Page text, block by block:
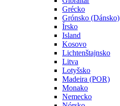
Grécko
Grónsko (Dánsko)
Írsko
Island
Kosovo
Lichtenštajnsko
Litva
Lotyšsko
Madeira (POR)
Monako
Nemecko